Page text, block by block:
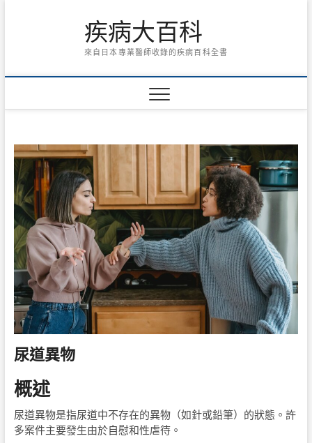
疾病大百科
來自日本專業醫師收錄的疾病百科全書
尿道異物
概述
尿道異物是指尿道中不存在的異物（如針或鉛筆）的狀態。許
多案件主要發生由於自慰和性虐待。